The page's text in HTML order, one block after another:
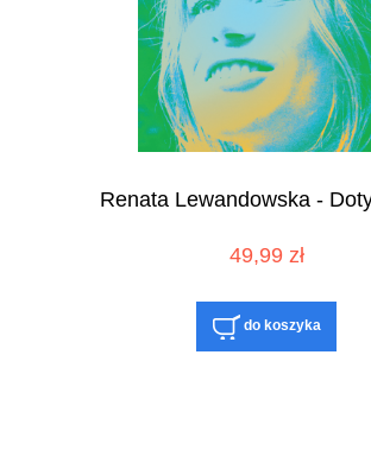
Renata Lewandowska -
49,99 zł
do koszyka